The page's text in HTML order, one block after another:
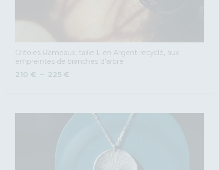
Créoles Rameaux, taille L en Argent recyclé, aux
empreintes de branches d’arbre
210 € – 225 €